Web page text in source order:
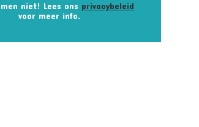
niet! Lees ons privacybeleid
voor meer info.